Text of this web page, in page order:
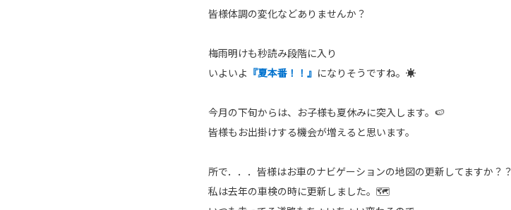
皆様体調の変化などありませんか？
梅雨明けも秒読み段階に入り
いよいよ 『夏本番！！』 になりそうですね。☀
今月の下旬からは、お子様も夏休みに突入します。🍉
皆様もお出掛けする機会が増えると思います。
所で．．．皆様はお車のナビゲーションの地図の更新してますか？？
私は去年の車検の時に更新しました。🗺